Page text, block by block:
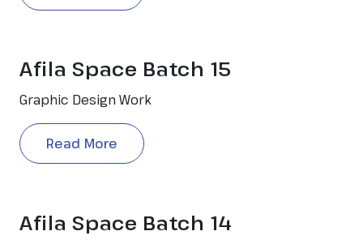
Afila Space Batch 15
Graphic Design Work
Read More
Afila Space Batch 14